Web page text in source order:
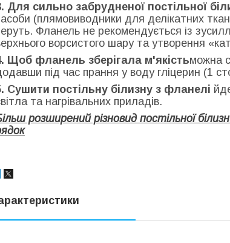
Для сильно забрудненої постільної
(плямовиводники для делікатних
Фланель не рекомендується із
ворсистого шару та утворення
Щоб фланель зберігала м'якістьможна
під час прання у воду гліцерин (1
Сушити постільну білизну з фланелі
та нагрівальних приладів.
розширений різновид постільної